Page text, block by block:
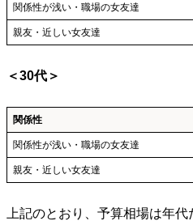
関係性が浅い・職場の女友達
親友・近しい女友達
＜30代＞
関係性
関係性が浅い・職場の女友達
親友・近しい女友達
上記のとおり、予算相場は年